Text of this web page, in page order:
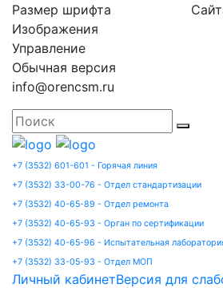
Размер шрифта
Изображения
Управление
Обычная версия
info@orencsm.ru
+7 (3532) 601-601 - Горячая линия
+7 (3532) 33-00-76 - Отдел стандартизации
+7 (3532) 40-65-89 - Отдел ремонта
+7 (3532) 40-65-93 - Орган по сертификации
+7 (3532) 40-65-96 - Испытательная
+7 (3532) 33-05-93 - Отдел МОП
Личный кабинетВерсия для